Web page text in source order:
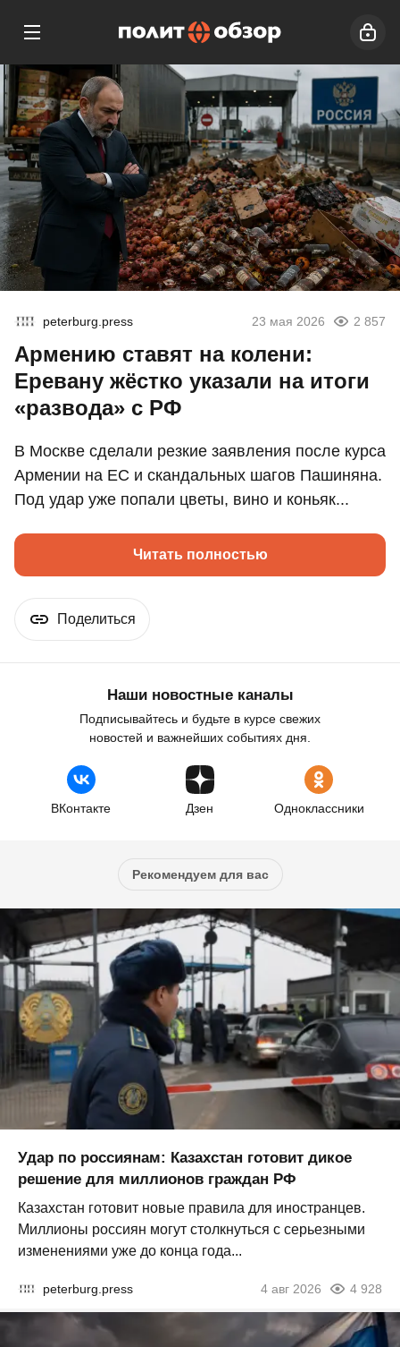
peterburg.press 23 мая 2026 2 857
Армению ставят на колени:
Еревану жёстко указали на итоги
«развода» с РФ
В Москве сделали резкие заявления после курса
Армении на ЕС и скандальных шагов Пашиняна.
Под удар уже попали цветы, вино и коньяк...
Читать полностью
Поделиться
Наши новостные каналы
Подписывайтесь и будьте в курсе свежих
новостей и важнейших событиях дня.
ВКонтакте Дзен Одноклассники
Рекомендуем для вас
Удар по россиянам: Казахстан готовит дикое
решение для миллионов граждан РФ
Казахстан готовит новые правила для иностранцев.
Миллионы россиян могут столкнуться с серьезными
изменениями уже до конца года...
peterburg.press 4 авг 2026 4 928